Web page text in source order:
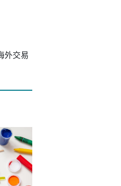
外交易